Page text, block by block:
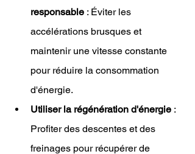
responsable : Éviter les
accélérations brusques et
maintenir une vitesse constante
pour réduire la consommation
d'énergie.
Utiliser la régénération d'énergie :
Profiter des descentes et des
freinages pour récupérer de